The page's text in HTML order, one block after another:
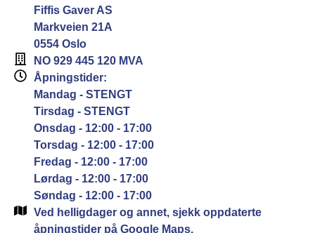
Fiffis Gaver AS
Markveien 21A
0554 Oslo
NO 929 445 120 MVA
Åpningstider:
Mandag - STENGT
Tirsdag - STENGT
Onsdag - 12:00 - 17:00
Torsdag - 12:00 - 17:00
Fredag - 12:00 - 17:00
Lørdag - 12:00 - 17:00
Søndag - 12:00 - 17:00
Ved helligdager og annet, sjekk oppdaterte
åpningstider på Google Maps.